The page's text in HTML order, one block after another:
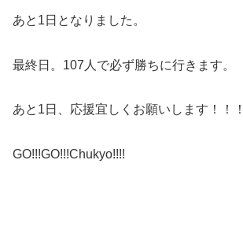
あと 1 日となりました。
最終日。 107 人で必ず勝ちに行きます。
あと 1日、応援宜しくお願いします！！
GO!!!GO!!!Chukyo!!!!